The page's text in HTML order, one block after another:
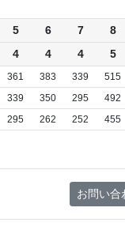
5 6 7 8
4 4 4 5
361 383 339 515
339 350 295 492
295 262 252 455
お問い合